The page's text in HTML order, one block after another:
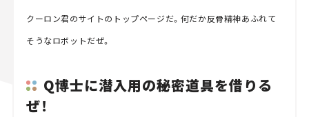
クーロン君のサイトのトップページだ。何だか反骨精神あふれて
そうなロボットだぜ。
Q博士に潜入用の秘密道具を借りる
ぜ！